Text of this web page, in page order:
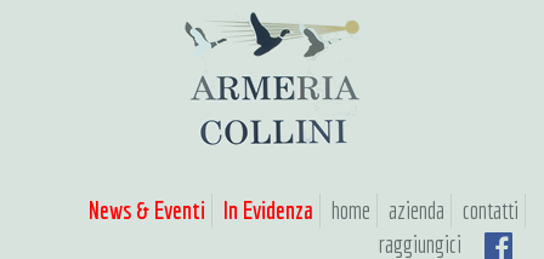
News & Eventi In Evidenza home azienda
contatti
raggiungici